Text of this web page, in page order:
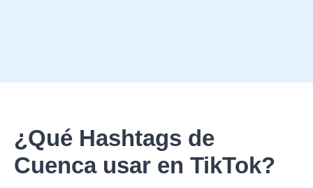
¿Qué Hashtags de
Cuenca usar en TikTok?